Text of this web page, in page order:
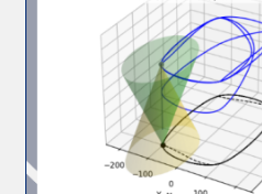
Преподаватели
Регламентирующие
документы